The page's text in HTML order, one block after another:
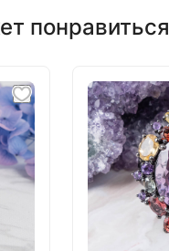
понравиться